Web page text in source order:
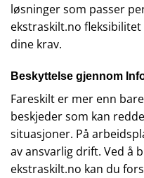
løsninger som passer
ekstraskilt.no
dine krav.
Beskyttelse gjennom
Fareskilt er mer enn
beskjeder som kan
situasjoner. På
av ansvarlig drift. Ved å
ekstraskilt.no kan du